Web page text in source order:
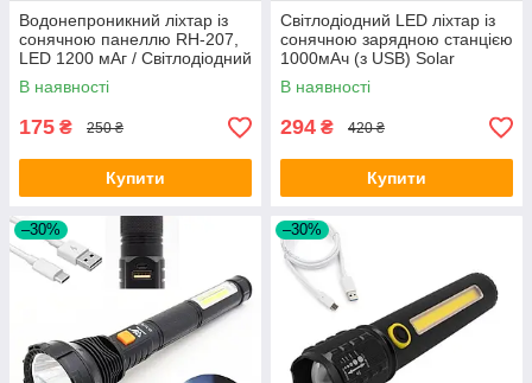
Водонепроникний ліхтар із
сонячною панеллю RH-207,
LED 1200 мАг / Світлодіодний
ручний акумуляторний ліхтар
В наявності
175 ₴ 250 ₴
Купити
Світлодіодний LED ліхтар із
сонячною зарядною станцією
1000мАч (з USB) Solar
Camping Kit CL-038 / Ручний
ліхтар
В наявності
294 ₴ 420 ₴
Купити
–30% –30%